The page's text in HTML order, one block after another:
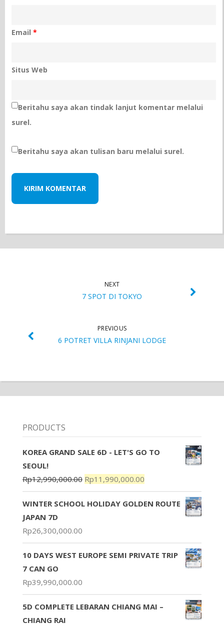
Email*
Situs Web
Beritahu saya akan tindak lanjut komentar melalui
surel.
Beritahu saya akan tulisan baru melalui surel.
NEXT
7 SPOT DI TOKYO
PREVIOUS
6 POTRET VILLA RINJANI LODGE
PRODUCTS
KOREA GRAND SALE 6D - LET'S GO TO
SEOUL!
Rp12,990,000.00 Rp11,990,000.00
WINTER SCHOOL HOLIDAY GOLDEN ROUTE
JAPAN 7D
Rp26,300,000.00
10 DAYS WEST EUROPE SEMI PRIVATE TRIP
7 CAN GO
Rp39,990,000.00
5D COMPLETE LEBARAN CHIANG MAI –
CHIANG RAI